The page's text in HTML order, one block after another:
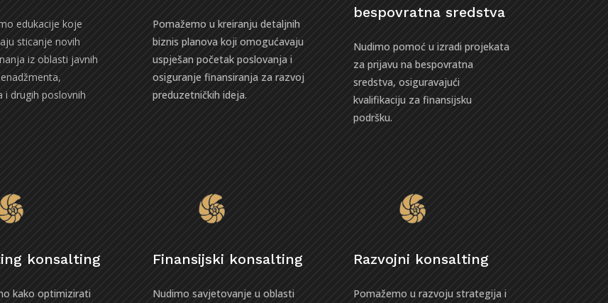
edukacije koje
sticanje novih
iz oblasti javnih
i drugih poslovnih
Pomažemo u kreiranju detaljnih
biznis planova koji omogućavaju
uspješan početak poslovanja i
osiguranje finansiranja za razvoj
preduzetničkih ideja.
bespovratna sredstva
Nudimo pomoć u izradi projekata
za prijavu na bespovratna
sredstva, osiguravajući
kvalifikaciju za finansijsku
podršku.
konsalting
kako optimizirati
Finansijski konsalting
Nudimo savjetovanje u oblasti
Razvojni konsalting
Pomažemo u razvoju strategija i